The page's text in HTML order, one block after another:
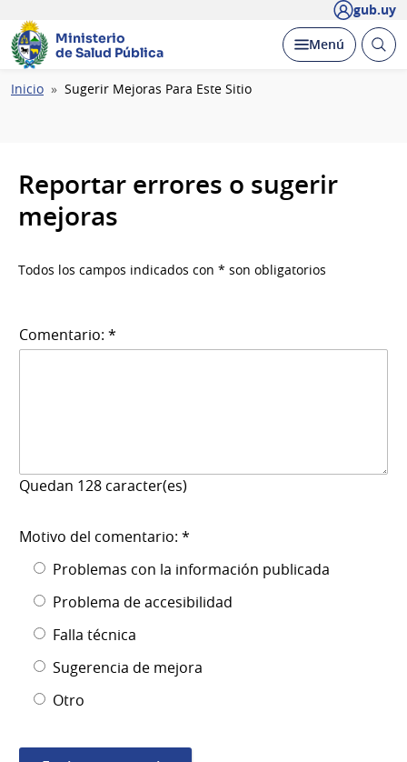
gub.uy
Ministerio
de Salud Pública
Desplegar
Menú Abrir
Ruta
Inicio Sugerir Mejoras Para Este Sitio
Reportar errores o sugerir
mejoras
Todos los campos indicados con * son obligatorios
Comentario: *
Quedan 128 caracter(es)
Motivo del comentario: *
Problemas con la información publicada
Problema de accesibilidad
Falla técnica
Sugerencia de mejora
Otro